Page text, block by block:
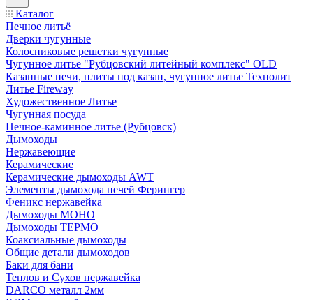
Каталог
Печное литьё
Дверки чугунные
Колосниковые решетки чугунные
Чугунное литье "Рубцовский литейный комплекс" OLD
Казанные печи, плиты под казан, чугунное литье Технолит
Литье Fireway
Художественное Литье
Чугунная посуда
Печное-каминное литье (Рубцовск)
Дымоходы
Нержавеющие
Керамические
Керамические дымоходы AWT
Элементы дымохода печей Ферингер
Феникс нержавейка
Дымоходы МОНО
Дымоходы ТЕРМО
Коаксиальные дымоходы
Общие детали дымоходов
Баки для бани
Теплов и Сухов нержавейка
DARCO металл 2мм